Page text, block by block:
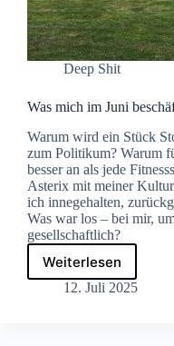
Deep Shit
Was mich im Juni
Warum wird ein Stück
zum Politikum? Warum
besser an als jede
Asterix mit meiner
ich innegehalten,
Was war los – bei mir,
gesellschaftlich?
Weiterlesen
Was
mich
12. Juli 2025